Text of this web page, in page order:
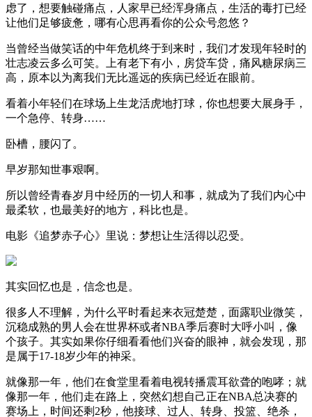
虑了，想要触碰痛点，人家早已经浑身痛点，生活的毒打已经
让他们足够疲惫，哪有心思再看你的公众号忽悠？
当曾经当做笑话的中年危机终于到来时，我们才发现年轻时的
壮志凌云多么可笑。上有老下有小，房贷车贷，痛风糖尿病三
高，原本以为离我们无比遥远的疾病已经近在眼前。
看着小年轻们在球场上生龙活虎地打球，你也想要大展身手，
一个急停、转身……
卧槽，腰闪了。
早岁那知世事艰啊。
所以曾经青春岁月中经历的一切人和事，就成为了我们内心中
最柔软，也最美好的地方，科比也是。
电影《追梦赤子心》里说：梦想让生活得以忍受。
其实回忆也是，信念也是。
很多人不理解，为什么平时看起来衣冠楚楚，面露职业微笑，
沉稳成熟的男人会在世界杯或者NBA季后赛时大呼小叫，像
个孩子。其实如果你仔细看看他们兴奋的眼神，就会发现，那
是属于17-18岁少年的神采。
就像那一年，他们在食堂里看着电视转播震耳欲聋的咆哮；就
像那一年，他们走在路上，突然幻想自己正在NBA总决赛的
赛场上，时间还剩2秒，他接球、过人、转身、投篮、绝杀，